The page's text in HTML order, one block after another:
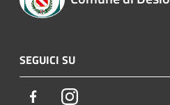
SEGUICI SU
FacebookInstagram